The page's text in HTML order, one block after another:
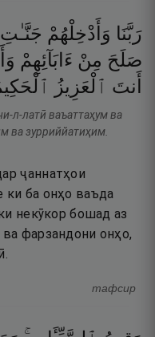
رَبَّنَا وَأَدْخِلْهُمْ جَنَّـٰتِ
صَلَحَ مِنْ ءَابَآئِهِمْ
أَنتَ ٱلْعَزِيزُ
л-латӣ ваъаттаҳум ва
ва зурриййатиҳим.
ҷаннатҳои
ки ба онҳо ваъда
некӯкор бошад аз
фарзандони онҳо,
тафсир